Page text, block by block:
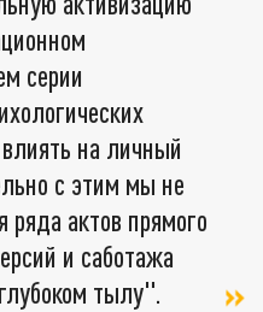
серии
на личный
с этим мы не
актов прямого
и саботажа
тылу".